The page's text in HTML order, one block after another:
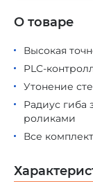
Высокая
PLC-
Утонение
Радиус
роликами
Все
О товаре